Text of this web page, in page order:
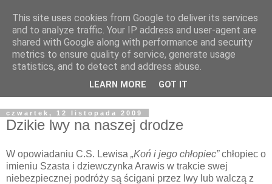
Żyjąc wiarą w REALNYM
świecie
Blog pastora Pawła Bartosika
czwartek, 12 listopada 2009
Dzikie lwy na naszej drodze
W opowiadaniu C.S. Lewisa „Koń i jego chłopiec”chłopiec o
imieniu Szasta i dziewczynka Arawis w trakcie swej
niebezpiecznej podróży są ścigani przez lwy lub walczą z
This site uses cookies from Google to deliver its services
and to analyze traffic. Your IP address and user-agent are
shared with Google along with performance and security
metrics to ensure quality of service, generate usage
statistics, and to detect and address abuse.
LEARN MORE GOT IT